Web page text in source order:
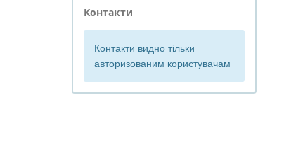
Контакти
Контакти видно тільки
авторизованим користувачам